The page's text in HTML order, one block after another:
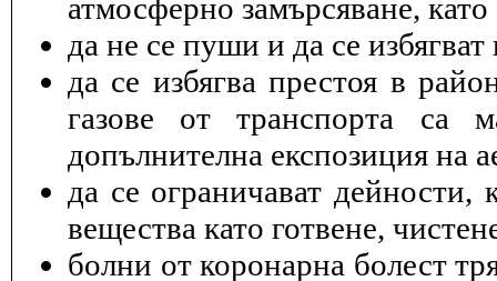
атмосферно замърсяване,
да не се пуши и да се
да се избягва престоя в
газове от транспорта са
допълнителна експозиция на
да се ограничават
вещества като готвене,
болни от коронарна болест